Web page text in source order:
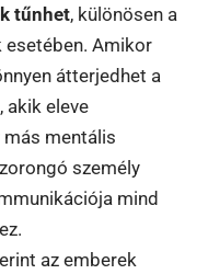
tűnhet, különösen a
Amikor
átterjedhet a
akik eleve
mentális
személy
mind
az emberek